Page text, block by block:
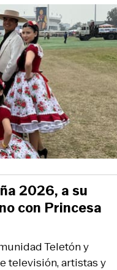
Teletón y
televisión, artistas y
2026, a su
con Princesa